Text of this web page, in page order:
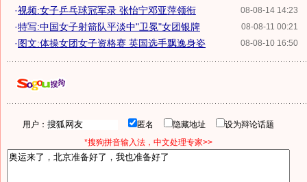
08-08-14 14:23
·视频:女子乒乓球冠军录 张怡宁邓亚萍领衔
08-08-11 00:21
·特写:中国女子射箭队平淡中"卫冕"女团银牌
08-08-10 16:50
·图文:体操女团女子资格赛 英国选手飘逸身姿
用户： 匿名 隐藏地址
设为辩论话题
*搜狗拼音输入法，中文处理专家>>